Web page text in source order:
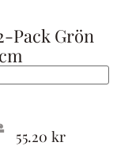
Pack Grön
55.20 kr